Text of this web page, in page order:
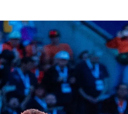
2026
Content